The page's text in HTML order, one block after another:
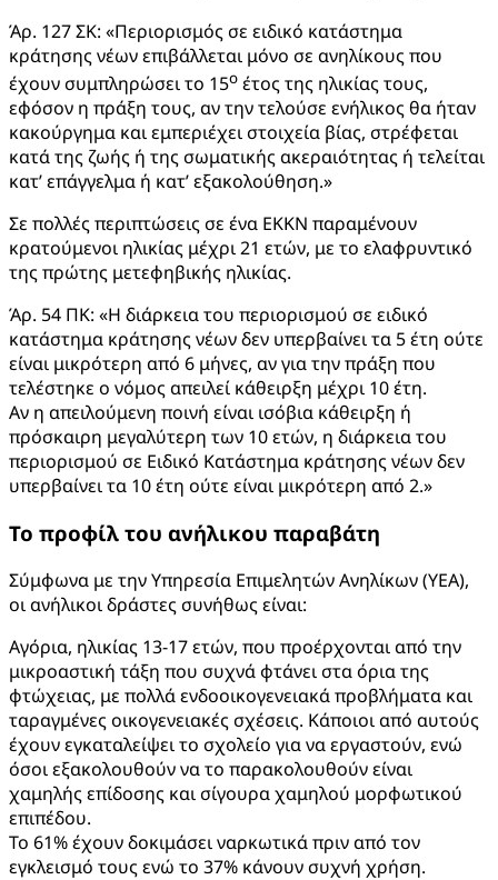
Άρ. 127 ΣΚ: «Περιορισμός σε ειδικό κατάστημα
κράτησης νέων επιβάλλεται μόνο σε ανηλίκους που
έχουν συμπληρώσει το 15ο έτος της ηλικίας τους,
εφόσον η πράξη τους, αν την τελούσε ενήλικος θα ήταν
κακούργημα και εμπεριέχει στοιχεία βίας, στρέφεται
κατά της ζωής ή της σωματικής ακεραιότητας ή τελείται
κατ’ επάγγελμα ή κατ’ εξακολούθηση.»
Σε πολλές περιπτώσεις σε ένα ΕΚΚΝ παραμένουν
κρατούμενοι ηλικίας μέχρι 21 ετών, με το ελαφρυντικό
της πρώτης μετεφηβικής ηλικίας.
Άρ. 54 ΠΚ: «Η διάρκεια του περιορισμού σε ειδικό
κατάστημα κράτησης νέων δεν υπερβαίνει τα 5 έτη ούτε
είναι μικρότερη από 6 μήνες, αν για την πράξη που
τελέστηκε ο νόμος απειλεί κάθειρξη μέχρι 10 έτη.
Αν η απειλούμενη ποινή είναι ισόβια κάθειρξη ή
πρόσκαιρη μεγαλύτερη των 10 ετών, η διάρκεια του
περιορισμού σε Ειδικό Κατάστημα κράτησης νέων δεν
υπερβαίνει τα 10 έτη ούτε είναι μικρότερη από 2.»
Το προφίλ του ανήλικου παραβάτη
Σύμφωνα με την Υπηρεσία Επιμελητών Ανηλίκων (ΥΕΑ),
οι ανήλικοι δράστες συνήθως είναι:
Αγόρια, ηλικίας 13-17 ετών, που προέρχονται από την
μικροαστική τάξη που συχνά φτάνει στα όρια της
φτώχειας, με πολλά ενδοοικογενειακά προβλήματα και
ταραγμένες οικογενειακές σχέσεις. Κάποιοι από αυτούς
έχουν εγκαταλείψει το σχολείο για να εργαστούν, ενώ
όσοι εξακολουθούν να το παρακολουθούν είναι
χαμηλής επίδοσης και σίγουρα χαμηλού μορφωτικού
επιπέδου.
Το 61% έχουν δοκιμάσει ναρκωτικά πριν από τον
εγκλεισμό τους ενώ το 37% κάνουν συχνή χρήση.